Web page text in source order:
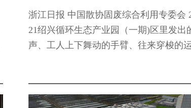
浙江日报 中国散协固废综合利用专委会
21绍兴循环生态产业园（一期)区里发出
声、工人上下舞动的手臂、往来穿梭的